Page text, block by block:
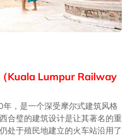
Kuala Lumpur Railway
，是一个深受摩尔式建筑风格
合璧的建筑设计是让其著名的重
处于殖民地建立的火车站沿用了